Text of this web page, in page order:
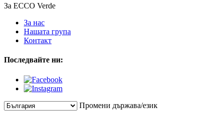
За ECCO Verde
За нас
Нашата група
Контакт
Последвайте ни:
Промени държава/език